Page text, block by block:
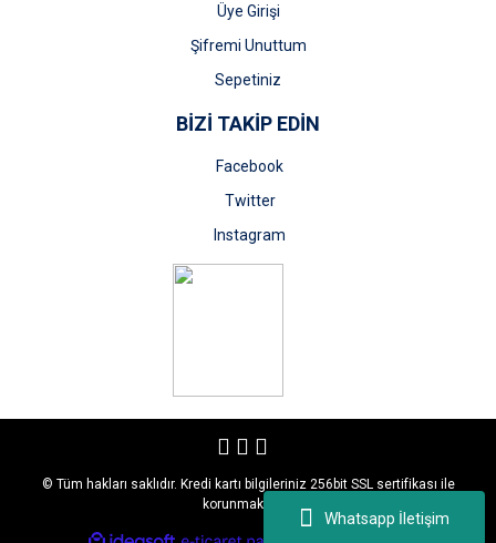
Whatsapp İletişim
Üye Girişi
Şifremi Unuttum
Sepetiniz
BİZİ TAKİP EDİN
Facebook
Twitter
Instagram
© Tüm hakları saklıdır. Kredi kartı bilgileriniz 256bit SSL sertifikası ile
korunmaktadır.